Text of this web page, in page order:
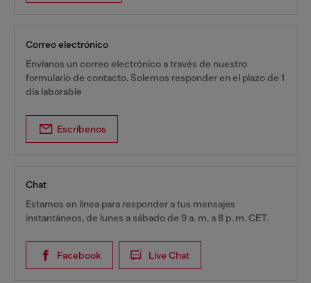
Correo electrónico
Envíanos un correo electrónico a través de nuestro
formulario de contacto. Solemos responder en el plazo de 1
día laborable
Escríbenos
Chat
Estamos en línea para responder a tus mensajes
instantáneos, de lunes a sábado de 9 a. m. a 8 p. m. CET.
Facebook Live Chat